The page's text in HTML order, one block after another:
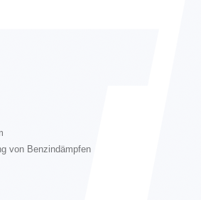
von Benzindämpfen